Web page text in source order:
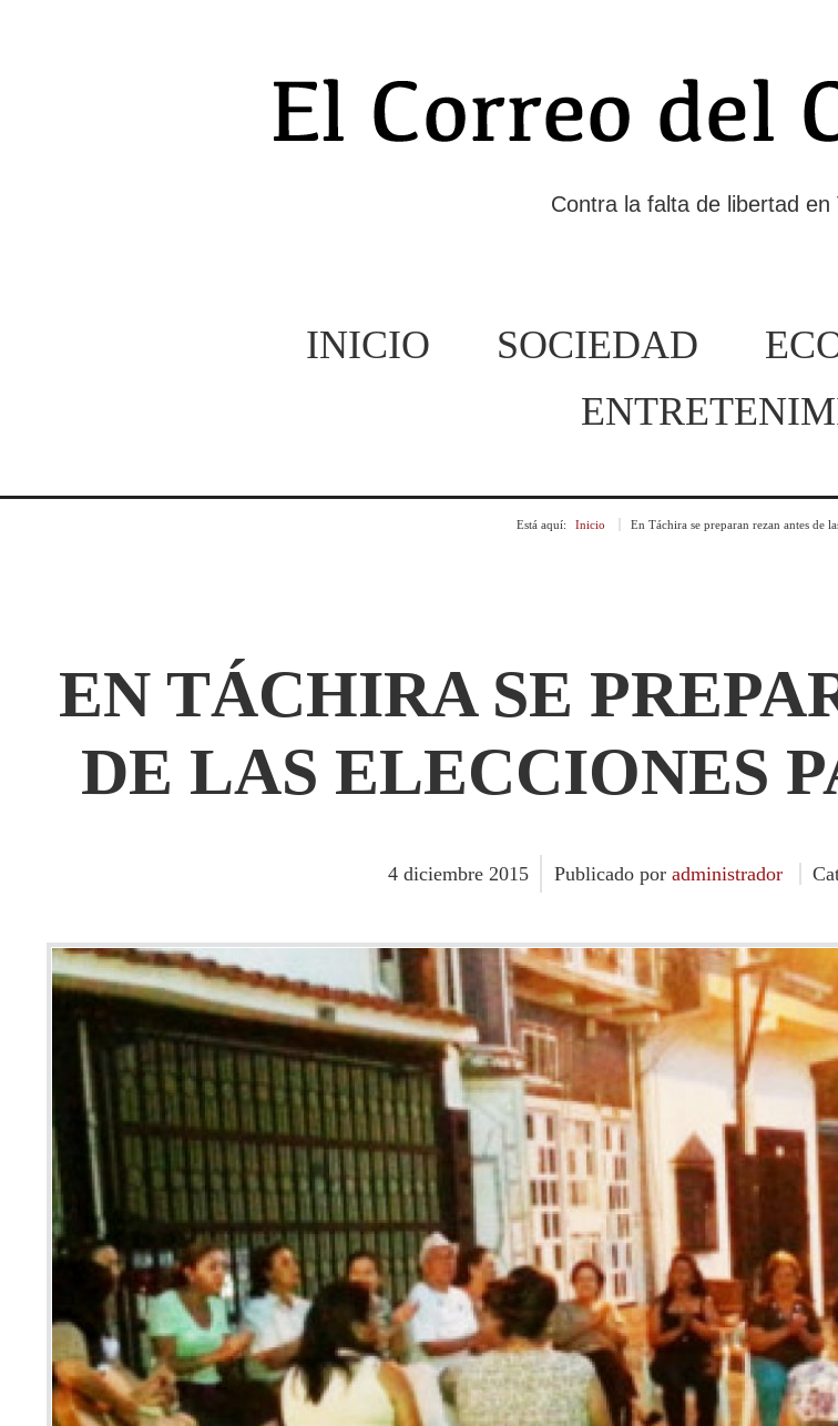
Contra la falta de libertad en
INICIO SOCIEDAD
Está aquí: Inicio En Táchira se preparan rezan antes de
EN TÁCHIRA SE
DE LAS ELECCIONES
4 diciembre 2015 Publicado por administrador